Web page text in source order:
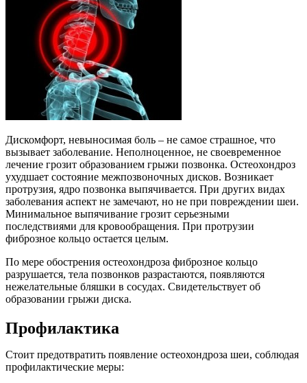
Дискомфорт, невыносимая боль – не самое страшное, что
вызывает заболевание. Неполноценное, не своевременное
лечение грозит образованием грыжи позвонка. Остеохондроз
ухудшает состояние межпозвоночных дисков. Возникает
протрузия, ядро позвонка выпячивается. При других видах
заболевания аспект не замечают, но не при повреждении шеи.
Минимальное выпячивание грозит серьезными
последствиями для кровообращения. При протрузии
фиброзное кольцо остается целым.
По мере обострения остеохондроза фиброзное кольцо
разрушается, тела позвонков разрастаются, появляются
нежелательные бляшки в сосудах. Свидетельствует об
образовании грыжи диска.
Профилактика
Стоит предотвратить появление остеохондроза шеи, соблюдая
профилактические меры: